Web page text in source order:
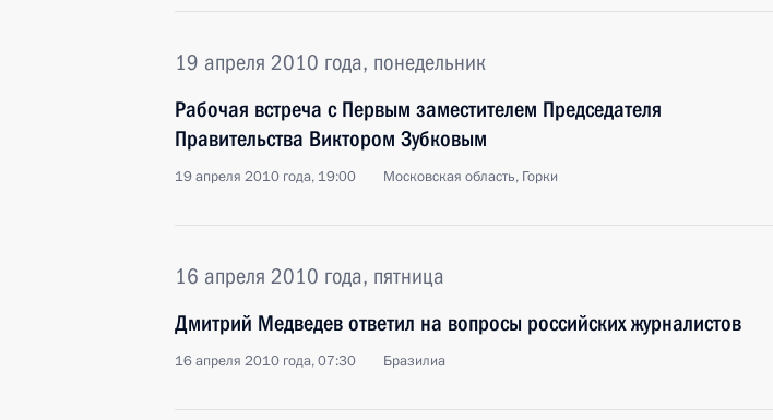
19 апреля 2010 года, понедельник
Рабочая встреча с Первым заместителем Председателя
Правительства Виктором Зубковым
19 апреля 2010 года, 19:00 Московская область, Горки
16 апреля 2010 года, пятница
Дмитрий Медведев ответил на вопросы российских журналистов
16 апреля 2010 года, 07:30 Бразилиа